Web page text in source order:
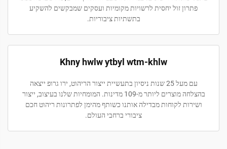
פתרון זול יחסית לרשויות מקומיות ועסקים שמבקשים להשקיע
בתשתיות ציבוריות.
Khny hwlw ytbyl wtm-khlw
עם מעל 25 שנות ניסיון בתעשיית ייצור הריהוט, ירו גרופ ייצאה
בהצלחה מוצרים ליותר מ-109 מדינות. המומחיות שלנו בעיצוב, ייצור
ושירות לקוחות מבדילה אותנו כשותף מהימן לפתרונות ריהוט חכם
ציבורי ברחבי העולם.